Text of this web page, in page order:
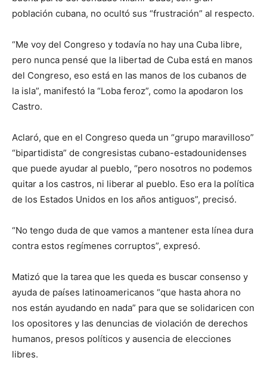
población cubana, no ocultó sus “frustración” al respecto.
“Me voy del Congreso y todavía no hay una Cuba libre,
pero nunca pensé que la libertad de Cuba está en manos
del Congreso, eso está en las manos de los cubanos de
la isla”, manifestó la “Loba feroz”, como la apodaron los
Castro.
Aclaró, que en el Congreso queda un “grupo maravilloso”
“bipartidista” de congresistas cubano-estadounidenses
que puede ayudar al pueblo, “pero nosotros no podemos
quitar a los castros, ni liberar al pueblo. Eso era la política
de los Estados Unidos en los años antiguos”, precisó.
“No tengo duda de que vamos a mantener esta línea dura
contra estos regímenes corruptos”, expresó.
Matizó que la tarea que les queda es buscar consenso y
ayuda de países latinoamericanos “que hasta ahora no
nos están ayudando en nada” para que se solidaricen con
los opositores y las denuncias de violación de derechos
humanos, presos políticos y ausencia de elecciones
libres.